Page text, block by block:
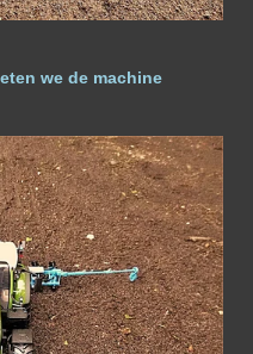
we de machine